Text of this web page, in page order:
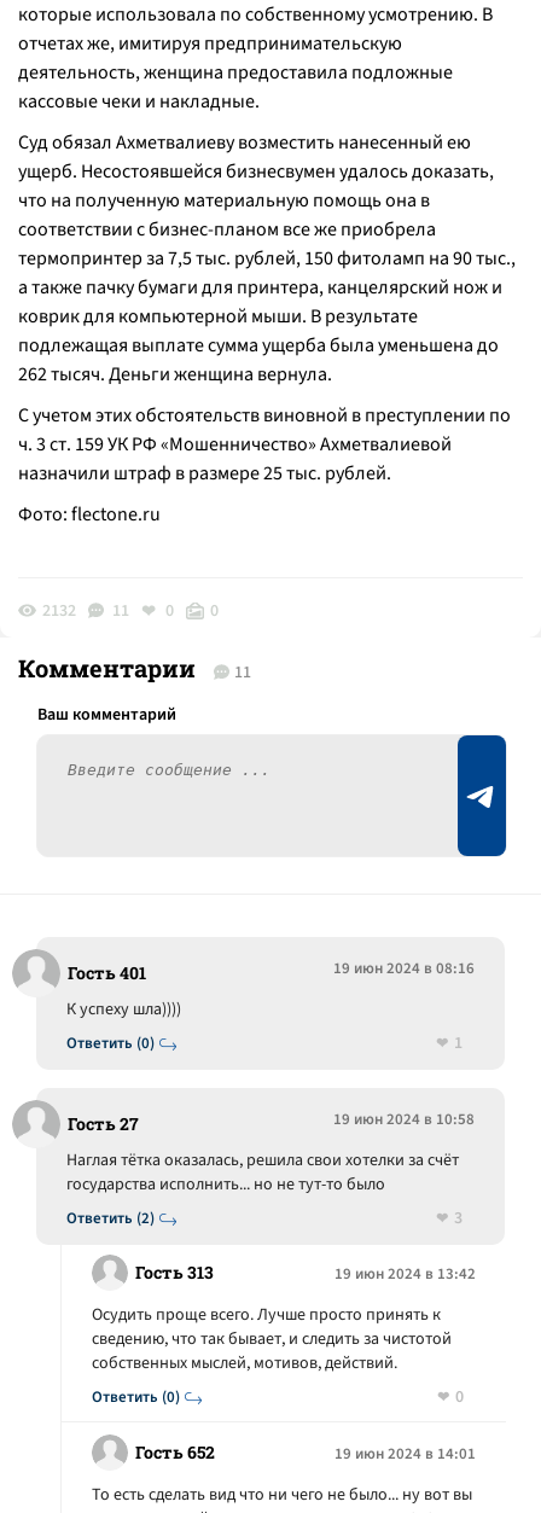
которые использовала по собственному усмотрению. В
отчетах же, имитируя предпринимательскую
деятельность, женщина предоставила подложные
кассовые чеки и накладные.
Суд обязал Ахметвалиеву возместить нанесенный ею
ущерб. Несостоявшейся бизнесвумен удалось доказать,
что на полученную материальную помощь она в
соответствии с бизнес-планом все же приобрела
термопринтер за 7,5 тыс. рублей, 150 фитоламп на 90 тыс.,
а также пачку бумаги для принтера, канцелярский нож и
коврик для компьютерной мыши. В результате
подлежащая выплате сумма ущерба была уменьшена до
262 тысяч. Деньги женщина вернула.
С учетом этих обстоятельств виновной в преступлении по
ч. 3 ст. 159 УК РФ «Мошенничество» Ахметвалиевой
назначили штраф в размере 25 тыс. рублей.
Фото:flectone.ru
2132 11 0 0
Комментарии 11
Гость 401 19 июн 2024 в 08:16
Ответить (0)
К успеху шла))))
1
Гость 27 19 июн 2024 в 10:58
Ответить (2)
Наглая тётка оказалась, решила свои хотелки за счёт
государства исполнить... но не тут-то было
3
Гость 313 19 июн 2024 в 13:42
Ответить (0)
Осудить проще всего. Лучше просто принять к
сведению, что так бывает, и следить за чистотой
собственных мыслей, мотивов, действий.
0
Гость 652 19 июн 2024 в 14:01
То есть сделать вид что ни чего не было... ну вот вы